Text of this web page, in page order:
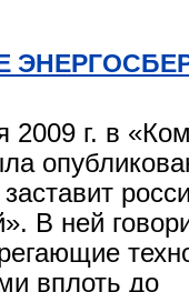
2009 г. в
В ней
вплоть до